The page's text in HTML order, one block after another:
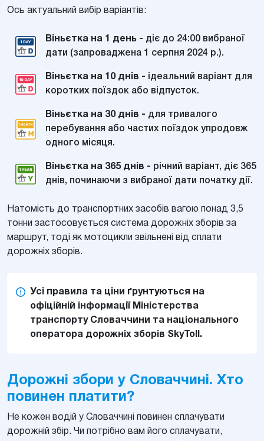
Ось актуальний вибір варіантів:
Віньєтка на 1 день - діє до 24:00 вибраної
дати (запроваджена 1 серпня 2024 р.).
Віньєтка на 10 днів -
ідеальний варіант для
коротких поїздок або відпусток.
Віньєтка на 30 днів - для тривалого
перебування або частих поїздок упродовж
одного місяця.
Віньєтка на 365 днів - річний варіант, діє 365
днів, починаючи з вибраної дати початку дії.
Натомість до транспортних засобів вагою понад 3,5
тонни застосовується система дорожніх зборів за
маршрут, тоді як мотоцикли звільнені від сплати
дорожніх зборів.
Усі правила та ціни ґрунтуються на
офіційній інформації Міністерства
транспорту Словаччини та національного
оператора дорожніх зборів SkyToll.
Дорожні збори у Словаччині. Хто
повинен платити?
Не кожен водій у Словаччині повинен сплачувати
дорожній збір. Чи потрібно вам його сплачувати,